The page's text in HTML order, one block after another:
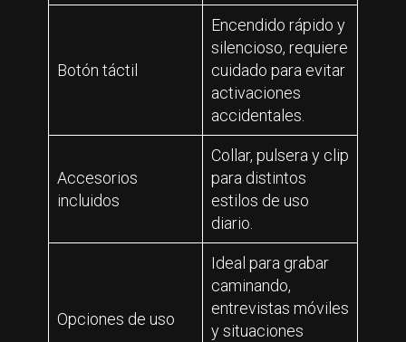
Botón táctil
Encendido rápido y
silencioso, requiere
cuidado para evitar
activaciones
accidentales.
Accesorios
incluidos
Collar, pulsera y clip
para distintos
estilos de uso
diario.
Opciones de uso
Ideal para grabar
caminando,
entrevistas móviles
y situaciones